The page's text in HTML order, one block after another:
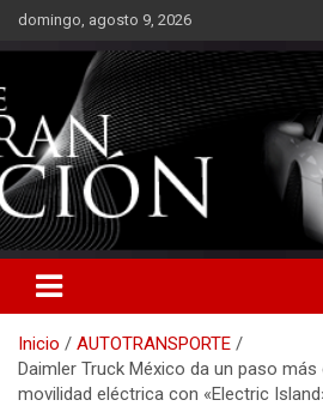
Saltardomingo, agosto 9, 2026
Inicio
AUTOTRANSPORTE
Daimler Truck México da un paso
movilidad eléctrica con «Electric